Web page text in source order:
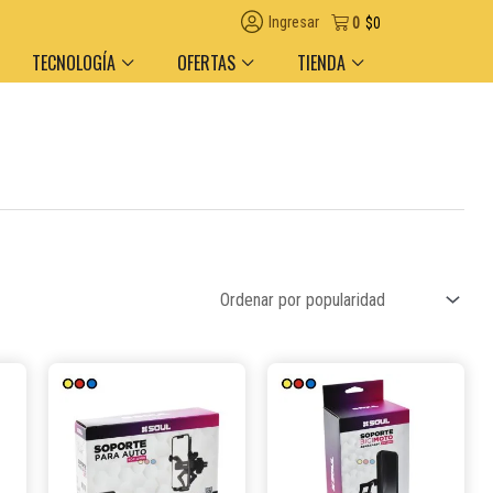
Descuento por volumen y medio de pago
$0
0
Ingresar
TECNOLOGÍA OFERTAS TIENDA